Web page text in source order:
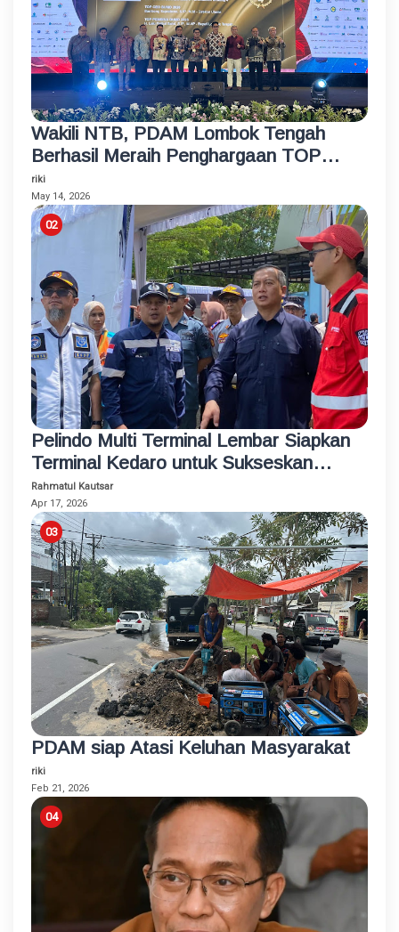
Wakili NTB, PDAM Lombok Tengah
Berhasil Meraih Penghargaan TOP
BUMD Bintang 4 Tahun 2026
riki
May 14, 2026
Pelindo Multi Terminal Lembar Siapkan
Terminal Kedaro untuk Sukseskan
Program Mudik Gratis 2026
Rahmatul Kautsar
Apr 17, 2026
PDAM siap Atasi Keluhan Masyarakat
riki
Feb 21, 2026